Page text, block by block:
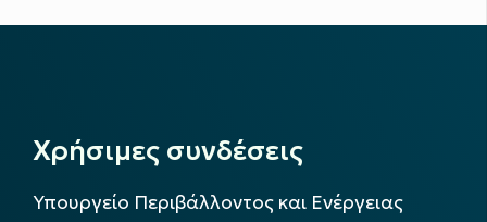
Χρήσιμες συνδέσεις
Υπουργείο Περιβάλλοντος και Ενέργειας